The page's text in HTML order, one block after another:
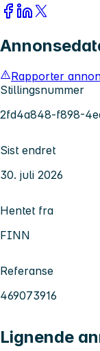
Rapporter
Stillingsnummer
2fd4a848-f898-
Sist endret
30. juli 2026
Hentet fra
FINN
Referanse
469073916
Lignende